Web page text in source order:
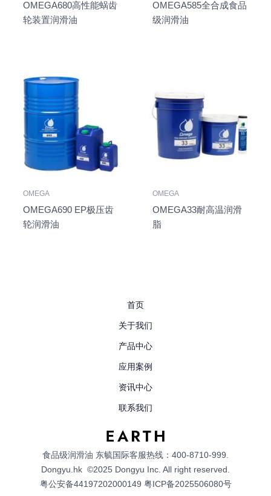
OMEGA680高性能蜗齿
轮装置润滑油
OMEGA585全合成食品
级润滑油
OMEGA
OMEGA690 EP极压齿
轮润滑油
OMEGA
OMEGA33耐高温润滑
脂
首页
关于我们
产品中心
应用案例
资讯中心
联系我们
食品级润滑油 东毓国际客服热线：400-8710-999.
Dongyu.hk ©2025 Dongyu Inc. All right reserved.
粤公安备44197202000149 粤ICP备2025506080号